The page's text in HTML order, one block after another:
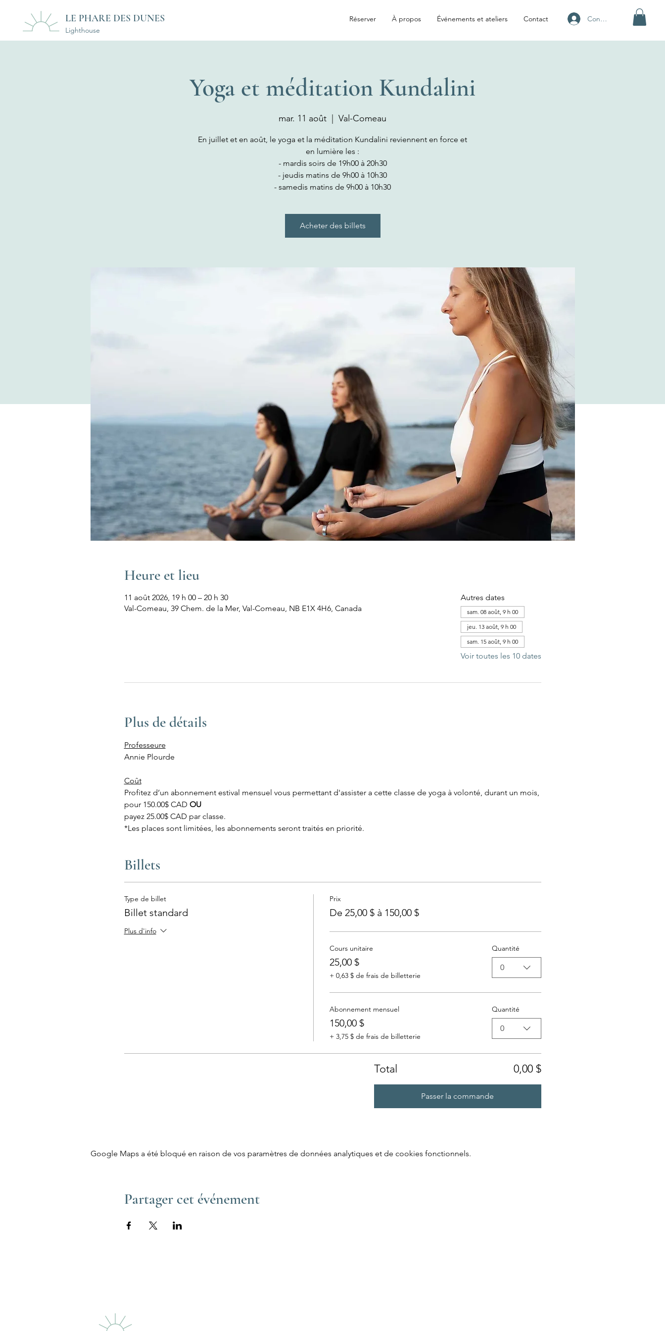
LE PHARE DES DUNES
Lighthouse
Réserver À propos Événements et ateliers Contact Connexion
Yoga et méditation Kundalini
mar. 11 août Val-Comeau
En juillet et en août, le yoga et la méditation Kundalini reviennent en force et
en lumière les :
- mardis soirs de 19h00 à 20h30
- jeudis matins de 9h00 à 10h30
- samedis matins de 9h00 à 10h30
Acheter des billets
Heure et lieu
11 août 2026, 19 h 00 – 20 h 30
Val-Comeau, 39 Chem. de la Mer, Val-Comeau, NB E1X 4H6, Canada
Autres dates
sam. 08 août, 9 h 00
jeu. 13 août, 9 h 00
sam. 15 août, 9 h 00
Voir toutes les 10 dates
Plus de détails
Professeure
Annie Plourde
Coût
Profitez d’un abonnement estival mensuel vous permettant d'assister a cette classe de yoga à volonté, durant un mois,
pour 150.00$ CAD OU
payez 25.00$ CAD par classe.
*Les places sont limitées, les abonnements seront traités en priorité.
Billets
Type de billet
Billet standard
Plus d'info
Prix
De 25,00 $ à 150,00 $
Cours unitaire
25,00 $
+ 0,63 $ de frais de billetterie
Quantité
0
Abonnement mensuel
150,00 $
+ 3,75 $ de frais de billetterie
Quantité
0
Total 0,00 $
Passer la commande
Google Maps a été bloqué en raison de vos paramètres de données analytiques et de cookies fonctionnels.
Partager cet événement